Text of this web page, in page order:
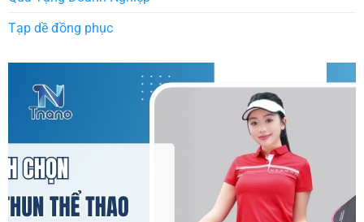
Tạp dề đồng phục